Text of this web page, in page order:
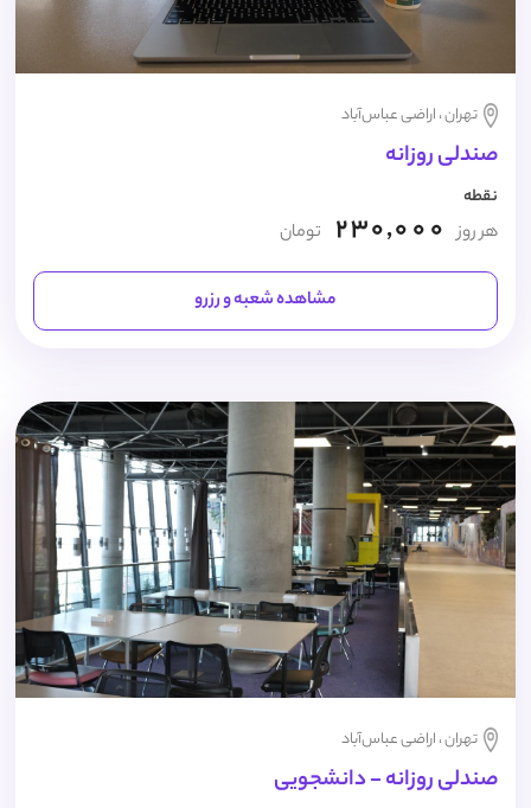
تهران ، اراضی عباس‌آباد
صندلی روزانه
نقطه
هر روز 230,000 تومان
مشاهده شعبه و رزرو
تهران ، اراضی عباس‌آباد
صندلی روزانه - دانشجویی